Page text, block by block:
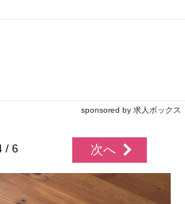
sponsored by 求人ボックス
/ 6 次へ